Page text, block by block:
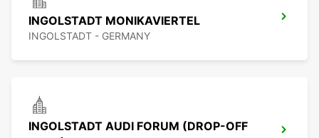
INGOLSTADT MONIKAVIERTEL
INGOLSTADT - GERMANY
INGOLSTADT AUDI FORUM (DROP-OFF